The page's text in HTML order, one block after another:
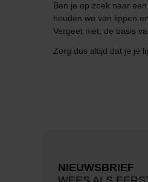
Ben je op zoek naar
houden we van lippen
Vergeet niet, de basis
Zorg dus altijd dat je je
NIEUWSBRIEF